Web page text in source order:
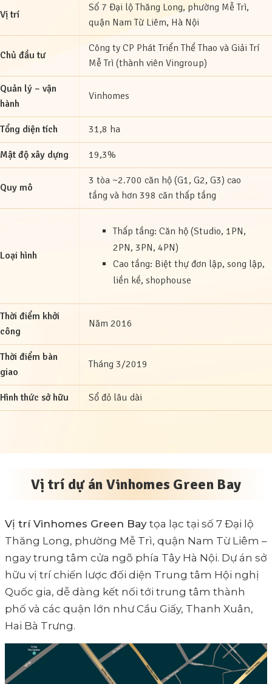
Vị trí
Số 7 Đại lộ Thăng Long, phường Mễ Trì,
quận Nam Từ Liêm, Hà Nội
Chủ đầu tư
Công ty CP Phát Triển Thể Thao và Giải Trí
Mễ Trì (thành viên Vingroup)
Quản lý – vận
hành
Vinhomes
Tổng diện tích 31,8 ha
Mật độ xây dựng 19,3%
Quy mô
3 tòa ~2.700 căn hộ (G1, G2, G3) cao
tầng và hơn 398 căn thấp tầng
Loại hình
Thấp tầng: Căn hộ (Studio, 1PN,
2PN, 3PN, 4PN)
Cao tầng: Biệt thự đơn lập, song lập,
liền kề, shophouse
Thời điểm khởi
công
Năm 2016
Thời điểm bàn
giao
Tháng 3/2019
Hình thức sở hữu Sổ đỏ lâu dài
Vị trí dự án Vinhomes Green Bay
Vị trí Vinhomes Green Bay tọa lạc tại số 7 Đại lộ
Thăng Long, phường Mễ Trì, quận Nam Từ Liêm –
ngay trung tâm cửa ngõ phía Tây Hà Nội. Dự án sở
hữu vị trí chiến lược đối diện Trung tâm Hội nghị
Quốc gia, dễ dàng kết nối tới trung tâm thành
phố và các quận lớn như Cầu Giấy, Thanh Xuân,
Hai Bà Trưng.